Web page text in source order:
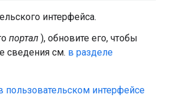
интерфейса.
портал ), обновите его, чтобы
сведения см. в разделе
интерфейсе